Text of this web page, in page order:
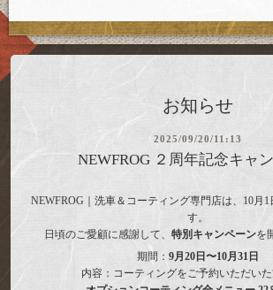
お知らせ
2025/09/20/11:13
NEWFROG ２周年記念キャ
NEWFROG｜洗車＆コーティング専門店は、10月1
す。
日頃のご愛顧に感謝して、 特別キャンペーンを
期間： 9月20日〜10月31日
内容：コーティングをご予約いただい